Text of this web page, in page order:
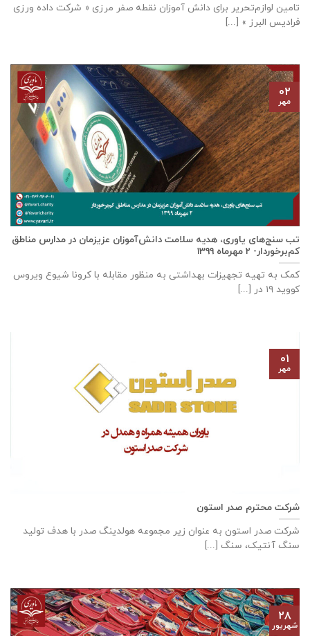
تامين لوازم‌تحرير برای دانش آموزان نقطه صفر مرزی « شرکت داده ورزی
فراديس البرز » [...]
تب سنج‌های یاوری، هدیه سلامت دانش‌آموزان عزیزمان در مدارس مناطق
کم‌برخوردار- ۲ مهرماه ۱۳۹۹
کمک به تهیه تجهیزات بهداشتی به منظور مقابله با کرونا شیوع ویروس
کووید ۱۹ در [...]
۰۲
مهر
شرکت محترم صدر استون
شرکت صدر استون به عنوان زیر مجموعه هولدینگ صدر با هدف تولید
سنگ آنتیک، سنگ [...]
۰۱
مهر
۲۸
شهریور